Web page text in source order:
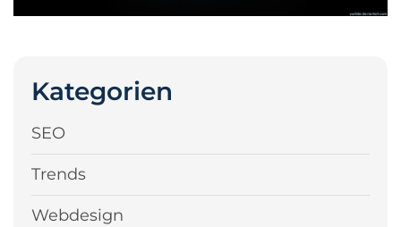
Kategorien
SEO
Trends
Webdesign